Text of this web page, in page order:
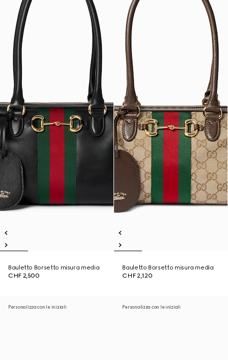
Bauletto Borsetto misura media
CHF 2,500
Bauletto Borsetto misura media
CHF 2,120
Personalizza con le iniziali Personalizza con le iniziali